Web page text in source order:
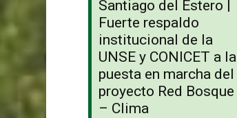
Santiago del Estero |
Fuerte respaldo
institucional de la
UNSE y CONICET a la
puesta en marcha del
proyecto Red Bosque
– Clima